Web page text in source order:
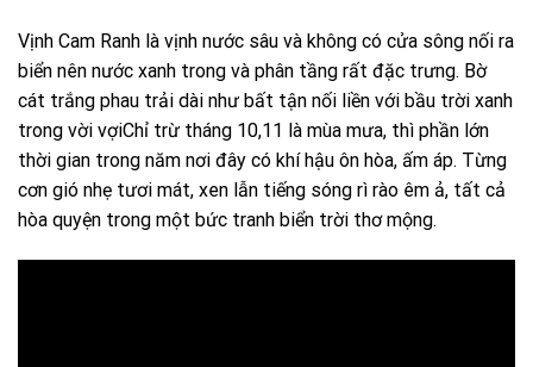
Vịnh Cam Ranh là vịnh nước sâu và không có cửa sông nối ra
biển nên nước xanh trong và phân tầng rất đặc trưng. Bờ
cát trắng phau trải dài như bất tận nối liền với bầu trời xanh
trong vời vợiChỉ trừ tháng 10,11 là mùa mưa, thì phần lớn
thời gian trong năm nơi đây có khí hậu ôn hòa, ấm áp. Từng
cơn gió nhẹ tươi mát, xen lẫn tiếng sóng rì rào êm ả, tất cả
hòa quyện trong một bức tranh biển trời thơ mộng.